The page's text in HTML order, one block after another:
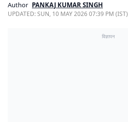
Author PANKAJ KUMAR SINGH
UPDATED:SUN, 10 MAY 2026 07:39 PM (IST)
विज्ञापन